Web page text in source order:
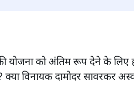
योजना को अंतिम रूप देने के लिए
क्या विनायक दामोदर सावरकर